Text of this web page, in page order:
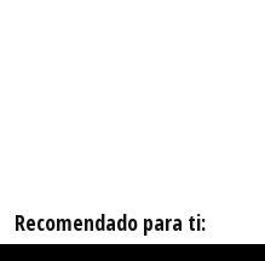
Recomendado para ti: